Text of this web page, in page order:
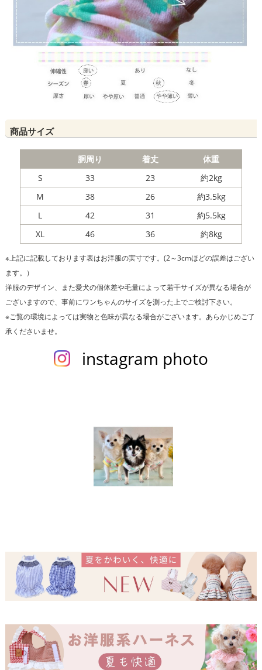
商品サイズ
胴周り 着丈
体重
S
33 23
約2kg
M
38 26
約3.5kg
L
42 31
約5.5kg
XL
46 36 約8kg
※上記に記載しております表はお洋服の実寸です。(2～3cmほどの誤差はござい
ます。）
洋服のデザイン、また愛犬の個体差や毛量によって若干サイズが異なる場合が
ございますので、事前にワンちゃんのサイズを測った上でご検討下さい。
※ご覧の環境によっては実物と色味が異なる場合がございます。あらかじめご了
承くださいませ。
instagram photo